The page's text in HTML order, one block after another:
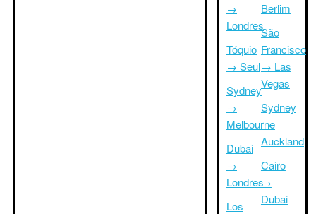
→
Londres
Tóquio
→ Seul
Sydney
→
Melbourne
Dubai
→
Londres
Los
Berlim
São
Francisco
→ Las
Vegas
Sydney
→
Auckland
Cairo
→
Dubai